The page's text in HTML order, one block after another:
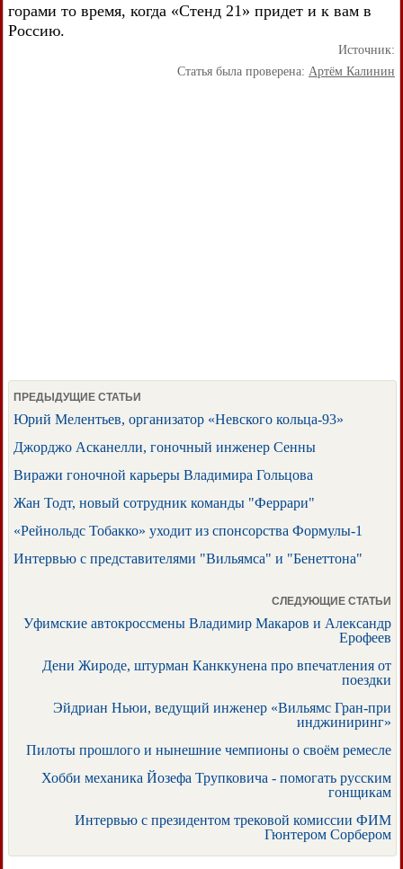
горами то время, когда «Стенд 21» придет и к вам в
Россию.
Источник:
Статья была проверена: Артём Калинин
ПРЕДЫДУЩИЕ СТАТЬИ
Юрий Мелентьев, организатор «Невского кольца-93»
Джорджо Асканелли, гоночный инженер Сенны
Виражи гоночной карьеры Владимира Гольцова
Жан Тодт, новый сотрудник команды "Феррари"
«Рейнольдс Тобакко» уходит из спонсорства Формулы-1
Интервью с представителями "Вильямса" и "Бенеттона"
СЛЕДУЮЩИЕ СТАТЬИ
Уфимские автокроссмены Владимир Макаров и Александр
Ерофеев
Дени Жироде, штурман Канккунена про впечатления от
поездки
Эйдриан Ньюи, ведущий инженер «Вильямс Гран-при
инджиниринг»
Пилоты прошлого и нынешние чемпионы о своём ремесле
Хобби механика Йозефа Трупковича - помогать русским
гонщикам
Интервью с президентом трековой комиссии ФИМ
Гюнтером Сорбером